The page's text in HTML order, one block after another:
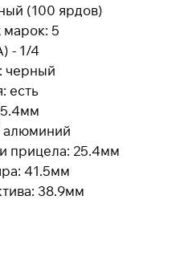
(100 ярдов)
марок: 5
- 1/4
черный
есть
алюминий
прицела: 25.4мм
41.5мм
38.9мм
раз в 2 недели